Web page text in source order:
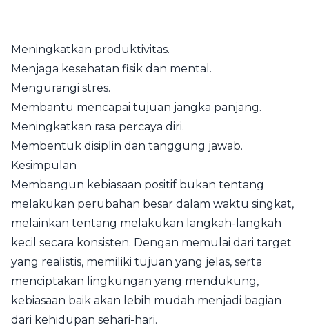
Meningkatkan produktivitas.
Menjaga kesehatan fisik dan mental.
Mengurangi stres.
Membantu mencapai tujuan jangka panjang.
Meningkatkan rasa percaya diri.
Membentuk disiplin dan tanggung jawab.
Kesimpulan
Membangun kebiasaan positif bukan tentang
melakukan perubahan besar dalam waktu singkat,
melainkan tentang melakukan langkah-langkah
kecil secara konsisten. Dengan memulai dari target
yang realistis, memiliki tujuan yang jelas, serta
menciptakan lingkungan yang mendukung,
kebiasaan baik akan lebih mudah menjadi bagian
dari kehidupan sehari-hari.